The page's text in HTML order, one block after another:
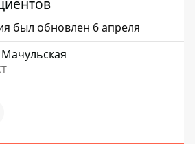
был обновлен 6 апреля